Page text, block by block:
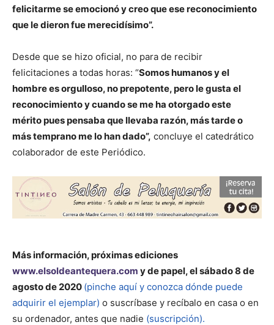
felicitarme se emocionó y creo que ese reconocimiento
que le dieron fue merecidísimo”.
Desde que se hizo oficial, no para de recibir
felicitaciones a todas horas: “Somos humanos y el
hombre es orgulloso, no prepotente, pero le gusta el
reconocimiento y cuando se me ha otorgado este
mérito pues pensaba que llevaba razón, más tarde o
más temprano me lo han dado”, concluye el catedrático
colaborador de este Periódico.
Más información, próximas ediciones
www.elsoldeantequera.com y de papel, el sábado 8 de
agosto de 2020 (pinche aquí y conozca dónde puede
adquirir el ejemplar) o suscríbase y recíbalo en casa o en
su ordenador, antes que nadie (suscripción).